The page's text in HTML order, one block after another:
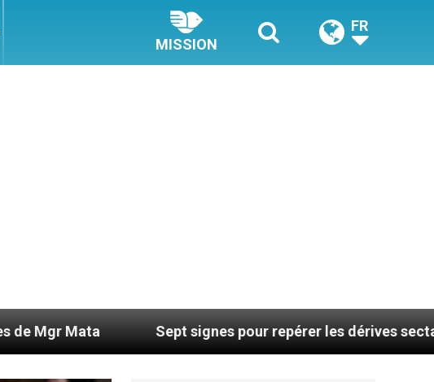
MISSION
FR
Sept signes pour repérer les dérives sectaires du